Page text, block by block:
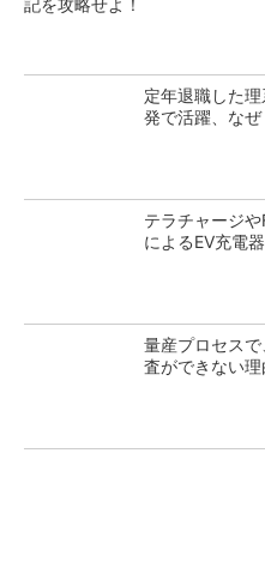
記を攻略せよ！
定年退職した
発で活躍、なぜ
テラチャージ
によるEV充電
量産プロセス
査ができない理